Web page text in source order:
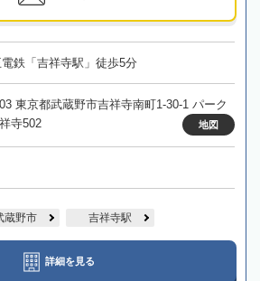
鉄「吉祥寺駅」徒歩5分
東京都武蔵野市吉祥寺南町1-30-1 パーク
寺502
地図
蔵野市 吉祥寺駅
詳細を見る